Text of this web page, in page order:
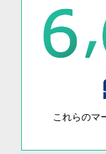
これらのマ